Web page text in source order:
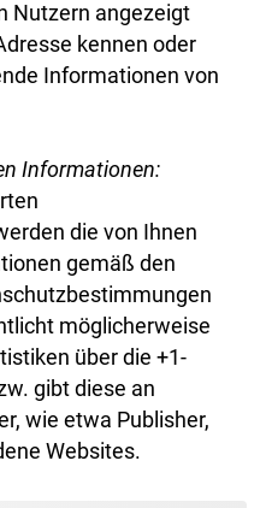
Nutzern angezeigt
kennen oder
Informationen von
Informationen:
die von Ihnen
gemäß den
möglicherweise
über die +1-
gibt diese an
wie etwa Publisher,
Websites.